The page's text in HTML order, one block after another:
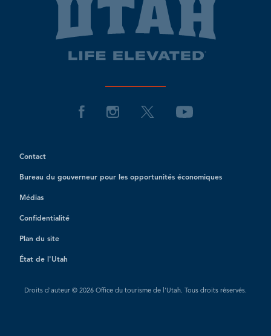
Contact
Bureau du gouverneur pour les opportunités économiques
Médias
Confidentialité
Plan du site
État de l'Utah
Droits d'auteur © 2026 Office du tourisme de l'Utah. Tous droits réservés.